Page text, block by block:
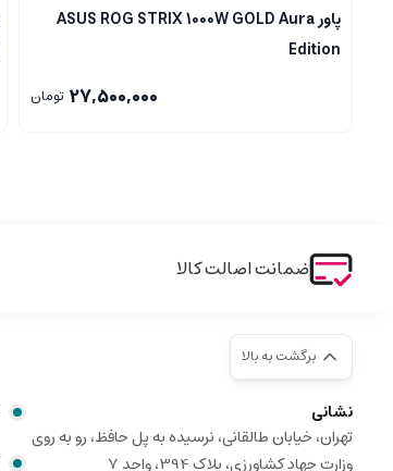
پاور ASUS ROG STRIX 1000W GOLD Aura
Edition
27,500,000 تومان
ضمانت اصالت کالا
برگشت به بالا
نشانی
تهران، خیابان طالقانی، نرسیده به پل حافظ، رو به روی
وزارت جهاد کشاورزی، پلاک 394، واحد 7